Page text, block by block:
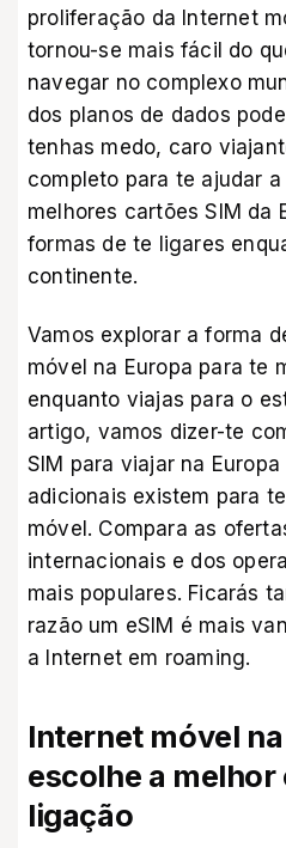
proliferação da Internet
tornou-se mais fácil do
navegar no complexo
dos planos de dados
tenhas medo, caro
completo para te ajudar
melhores cartões SIM da
formas de te ligares
continente.
Vamos explorar a forma
móvel na Europa para te
enquanto viajas para o
artigo, vamos dizer-te
SIM para viajar na
adicionais existem para
móvel. Compara as
internacionais e dos
mais populares. Ficarás
razão um eSIM é mais
a Internet em roaming.
Internet móvel
escolhe a melhor
ligação